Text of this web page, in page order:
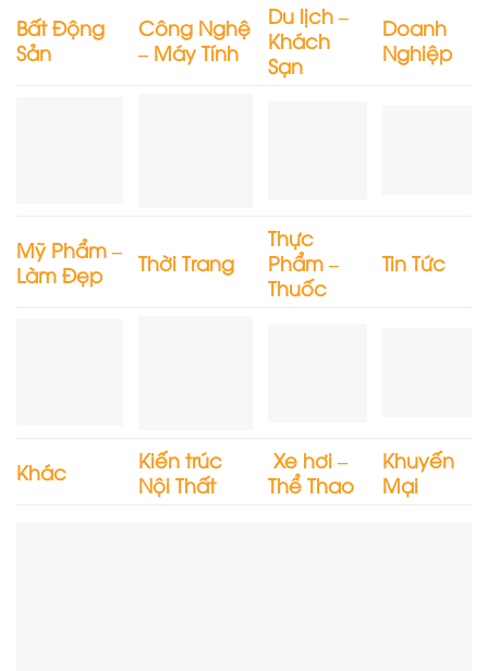
Bất Động
Sản
Công Nghệ
– Máy Tính
Du lịch –
Khách
Sạn
Doanh
Nghiệp
Mỹ Phẩm –
Làm Đẹp
Thời Trang
Thực
Phẩm –
Thuốc
Tin Tức
Khác
Kiến trúc
Nội Thất
Xe hơi –
Thể Thao
Khuyến
Mại